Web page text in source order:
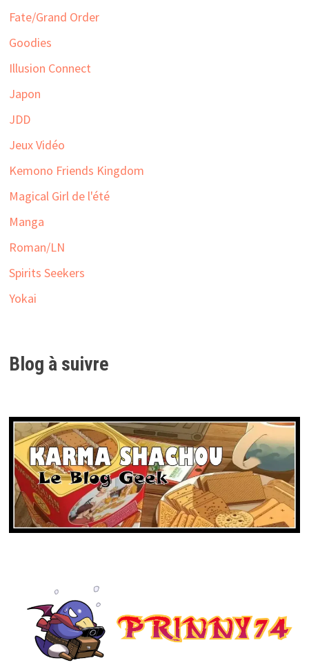
Fate/Grand Order
Goodies
Illusion Connect
Japon
JDD
Jeux Vidéo
Kemono Friends Kingdom
Magical Girl de l'été
Manga
Roman/LN
Spirits Seekers
Yokai
Blog à suivre